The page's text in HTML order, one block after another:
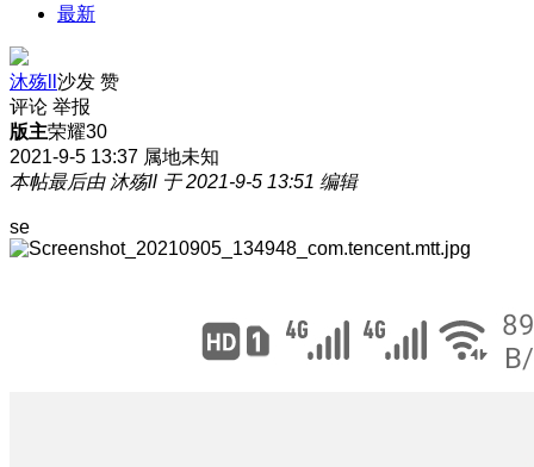
最新
沐殇ll 沙发 赞
评论 举报
版主荣耀30
2021-9-5 13:37 属地未知
本帖最后由 沐殇ll 于 2021-9-5 13:51 编辑
se